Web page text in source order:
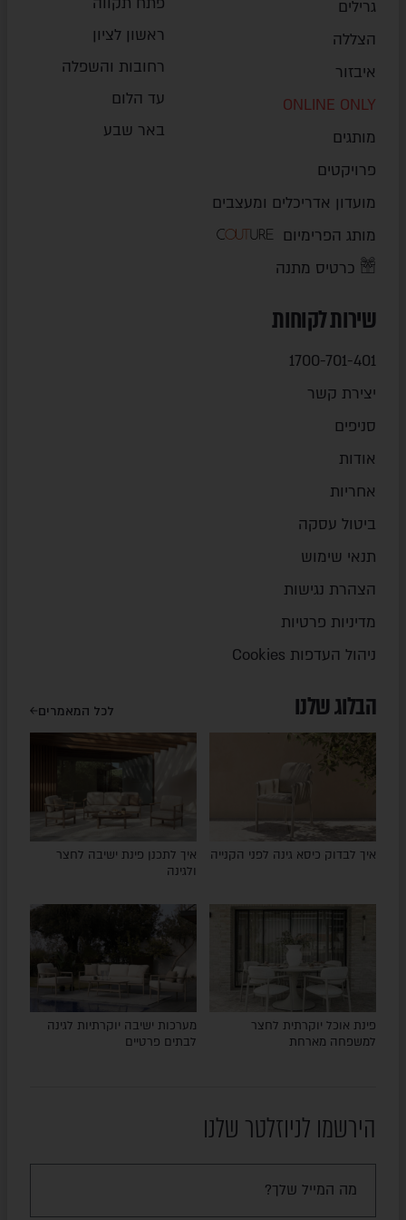
גרילים
הצללה
איבזור
ONLINE ONLY
מותגים
פרויקטים
מועדון אדריכלים ומעצבים
מותג הפרימיום
כרטיס מתנה
ראשון לציון
רחובות והשפלה
עד הלום
באר שבע
שירות לקוחות
1700-701-401
יצירת קשר
סניפים
אודות
אחריות
ביטול עסקה
תנאי שימוש
הצהרת נגישות
מדיניות פרטיות
ניהול העדפות Cookies
הבלוג שלנו לכל המאמרים
איך לבדוק כיסא גינה לפני הקנייה
איך לתכנן פינת ישיבה לחצר
ולגינה
פינת אוכל יוקרתית לחצר
למשפחה מארחת
מערכות ישיבה יוקרתיות לגינה
לבתים פרטיים
הירשמו לניוזלטר שלנו